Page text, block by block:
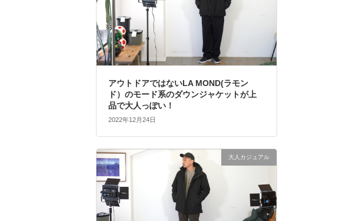
アウトドアではないLA MOND(ラモン
ド）のモード系のダウンジャケットが上
品で大人っぽい！
2022年12月24日
大人カジュアル